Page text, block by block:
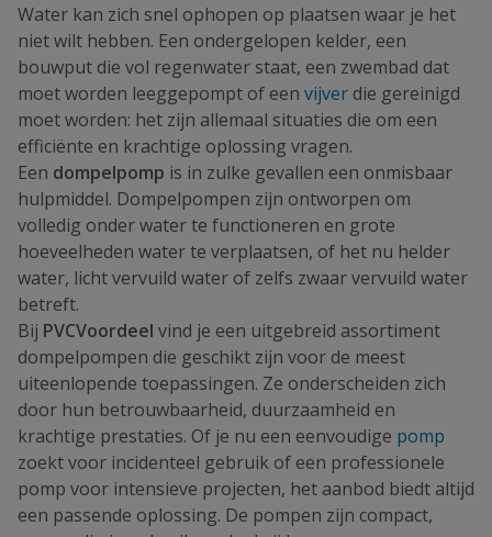
Water kan zich snel ophopen op plaatsen waar je het
niet wilt hebben. Een ondergelopen kelder, een
bouwput die vol regenwater staat, een zwembad dat
moet worden leeggepompt of een vijver die gereinigd
moet worden: het zijn allemaal situaties die om een
efficiënte en krachtige oplossing vragen.
Een dompelpomp is in zulke gevallen een onmisbaar
hulpmiddel. Dompelpompen zijn ontworpen om
volledig onder water te functioneren en grote
hoeveelheden water te verplaatsen, of het nu helder
water, licht vervuild water of zelfs zwaar vervuild water
betreft.
Bij PVCVoordeel vind je een uitgebreid assortiment
dompelpompen die geschikt zijn voor de meest
uiteenlopende toepassingen. Ze onderscheiden zich
door hun betrouwbaarheid, duurzaamheid en
krachtige prestaties. Of je nu een eenvoudige pomp
zoekt voor incidenteel gebruik of een professionele
pomp voor intensieve projecten, het aanbod biedt altijd
een passende oplossing. De pompen zijn compact,